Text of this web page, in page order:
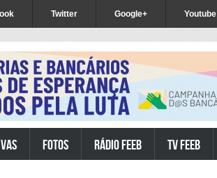
Fotos Rádio FEEB TV FEEB
Twitter Google+ Youtube